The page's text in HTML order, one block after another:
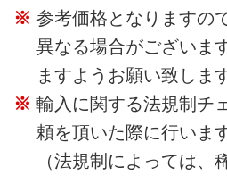
参考価格となりますの
異なる場合がございま
ますようお願い致しま
輸入に関する法規制チ
頼を頂いた際に行います
（法規制によっては